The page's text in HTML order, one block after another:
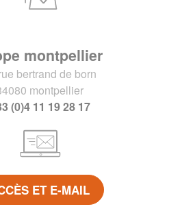
montpellier
bertrand de born
montpellier
(0)4 11 19 28 17
ET E-MAIL